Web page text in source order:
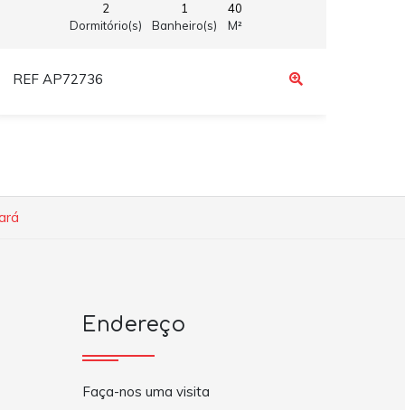
2
Dormitório(s)
1
Banheiro(s)
40
M²
REF AP72736
Endereço
Faça-nos uma visita